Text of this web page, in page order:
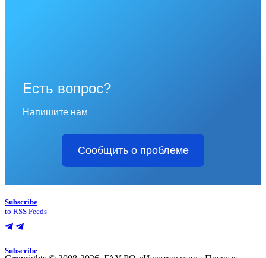
Есть вопрос?
Напишите нам
Сообщить о проблеме
Subscribe
to RSS Feeds
Subscribe